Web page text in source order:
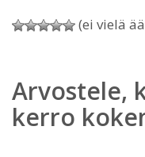
(ei vielä
Arvostele,
kerro